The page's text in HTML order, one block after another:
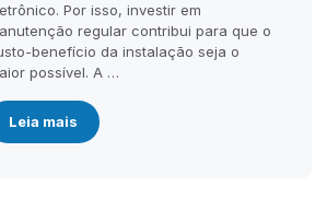
Por isso, investir em
regular contribui para que o
benefício da instalação seja o
possível. A …
Leia mais